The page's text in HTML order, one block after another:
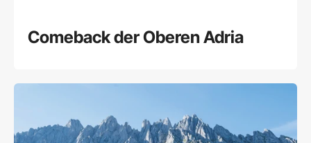
Comeback der Oberen Adria